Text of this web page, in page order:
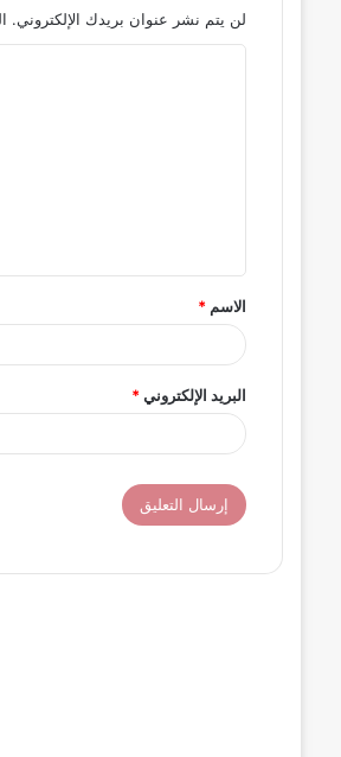
لن يتم نشر عنوان بريدك الإلكتروني.
ق
*
الاسم *
البريد الإلكتروني*